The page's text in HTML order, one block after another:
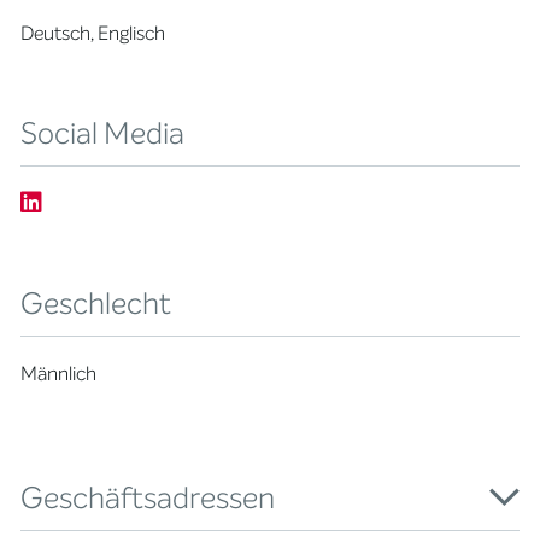
Deutsch, Englisch
Social Media
Geschlecht
Männlich
Geschäftsadressen